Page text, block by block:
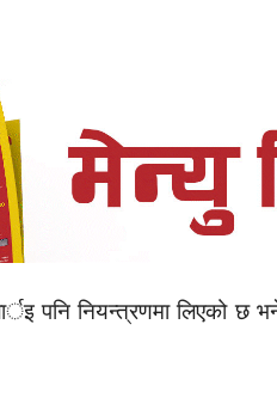
पनि नियन्त्रणमा लिएको छ